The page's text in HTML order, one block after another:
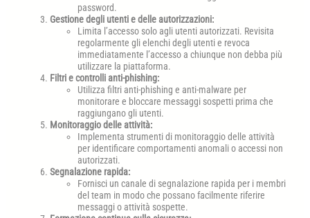
password.
Gestione degli utenti e delle autorizzazioni:
Limita l’accesso solo agli utenti autorizzati. Revisita
regolarmente gli elenchi degli utenti e revoca
immediatamente l’accesso a chiunque non debba più
utilizzare la piattaforma.
Filtri e controlli anti-phishing:
Utilizza filtri anti-phishing e anti-malware per
monitorare e bloccare messaggi sospetti prima che
raggiungano gli utenti.
Monitoraggio delle attività:
Implementa strumenti di monitoraggio delle attività
per identificare comportamenti anomali o accessi non
autorizzati.
Segnalazione rapida:
Fornisci un canale di segnalazione rapida per i membri
del team in modo che possano facilmente riferire
messaggi o attività sospette.